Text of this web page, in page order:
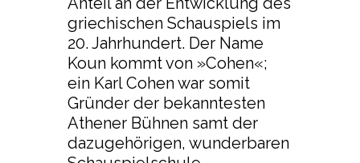
griechischen Schauspiels im
20. Jahrhundert. Der Name
Koun kommt von »Cohen«;
ein Karl Cohen war somit
Gründer der bekanntesten
Athener Bühnen samt der
dazugehörigen, wunderbaren